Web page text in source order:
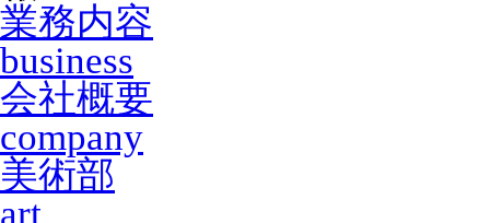
業務内容
business
会社概要
company
美術部
art